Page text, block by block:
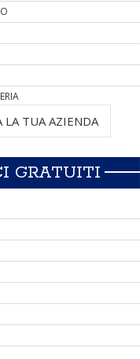
LA TUA AZIENDA
GRATUITI